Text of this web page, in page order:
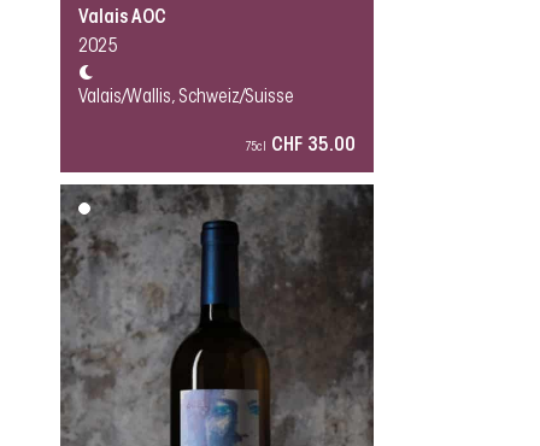
Valais AOC
2025
Valais/Wallis, Schweiz/Suisse
75cl CHF 35.00